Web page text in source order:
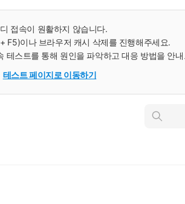
접속이 원활하지 않습니다.
F5)이나 브라우저 캐시 삭제를 진행해주세요.
테스트를 통해 원인을 파악하고 대응 방법을 안
테스트 페이지로 이동하기
인